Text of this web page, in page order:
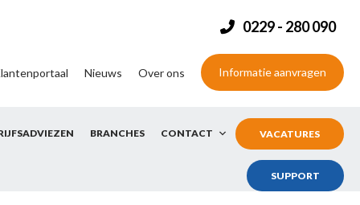
0229 - 280 090
Nieuws Over ons Informatie aanvragen
BRANCHES CONTACT VACATURES
SUPPORT